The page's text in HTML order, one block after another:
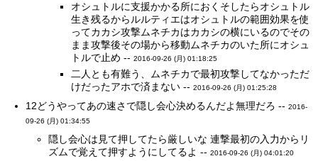
オシュトルに支援かかる所におくそしたらオシュトル
生き残るからルルティエはオシュトルの範囲効果を使
ってカカシ攻撃ムネチカはカカシの横にいるのでその
まま攻撃後その場から移動ムネチカのいた所にオシュ
トルで止め --2016-09-26 (月) 01:18:25
二人とも有難う、ムネチカで最初攻撃してなかっただ
けだったアホで済まない --2016-09-26 (月) 01:25:28
12どうやってあの速さで隠し会心決めるんだよ無理だろ --2016-
09-26 (月) 01:34:55
隠し会心は見て押してたら厳しいな 連撃最初の入力からリ
ズムで覚えて押すようにしてるよ --2016-09-26 (月) 04:01:20